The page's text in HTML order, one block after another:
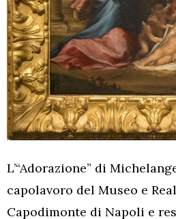
L’“Adorazione” di
capolavoro del Museo e
Capodimonte di Napoli e